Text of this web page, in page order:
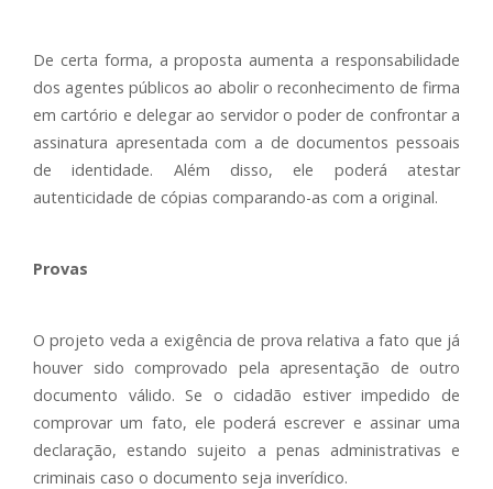
De certa forma, a proposta aumenta a responsabilidade
dos agentes públicos ao abolir o reconhecimento de firma
em cartório e delegar ao servidor o poder de confrontar a
assinatura apresentada com a de documentos pessoais
de identidade. Além disso, ele poderá atestar
autenticidade de cópias comparando-as com a original.
Provas
O projeto veda a exigência de prova relativa a fato que já
houver sido comprovado pela apresentação de outro
documento válido. Se o cidadão estiver impedido de
comprovar um fato, ele poderá escrever e assinar uma
declaração, estando sujeito a penas administrativas e
criminais caso o documento seja inverídico.